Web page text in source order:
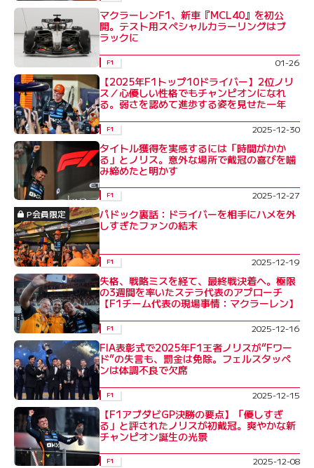
マクラーレンF1、新車『MCL40』を初公
開。テスト用スペシャルカラーリングはブ
ラックに
F1 01-26
【2025年F1トップ10ドライバー】2位ノリ
ス／心優しい性格でもチャンピオンになれ
る。弱さを認めて進歩する姿を見せた一年
F1 2025-12-30
タイトル獲得を実感するには「時間がかか
る」とノリス。意外な場所で戴冠の喜びを噛
み締めたと明かす
F1
2025-12-27
P会員限定
パドック裏話：ドライバーを相手にハメを外
しすぎたファンの結末
F1 2025-12-19
失格、戦略ミスを経て、最終戦決着へ。極限
の3週間を率いたステラ代表のアプローチ
【F1チーム代表の現場事情：マクラーレン】
F1 2025-12-16
FIA表彰式で2025年F1王者ノリスが“Fワー
ド”の失言も、罰金は免除。フェルスタッペ
ンは体調不良で欠席
F1 2025-12-15
【F1アブダビGP決勝の要点】「優しすぎ
る」と評されたノリスが初戴冠。爽やかな新
チャンピオン誕生の光景
F1 2025-12-08